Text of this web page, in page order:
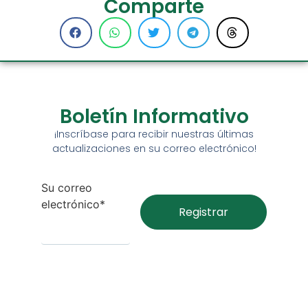
Comparte
Boletín Informativo
¡Inscríbase para recibir nuestras últimas
actualizaciones en su correo electrónico!
Su correo
electrónico*